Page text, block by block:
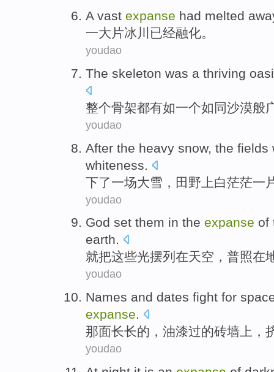
A vast expanse had melted
一大片冰川 已经融化。
youdao
The skeleton was a thriving
整个骨架都有如一个如同沙漠般
youdao
After the heavy snow, the fields
whiteness
下了一场大雪 ， 田野 上白茫茫一
youdao
God set them in the expanse of
earth.
就把这些光摆列 在天空 ，普照在
youdao
Names and dates fight for
expanse.
那面长长的 ， 油漆过的砖墙 上 ，
youdao